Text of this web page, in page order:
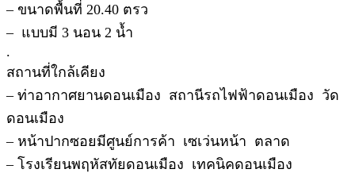
– ขนาดพื้นที่ 20.40 ตรว
– แบบมี 3 นอน 2 น้ำ
.
สถานที่ใกล้เคียง
– ท่าอากาศยานดอนเมือง สถานีรถไฟฟ้าดอนเมือง วัด
ดอนเมือง
– หน้าปากซอยมีศูนย์การค้า เซเว่นหน้า ตลาด
– โรงเรียนพฤหัสทัยดอนเมือง เทคนิคดอนเมือง